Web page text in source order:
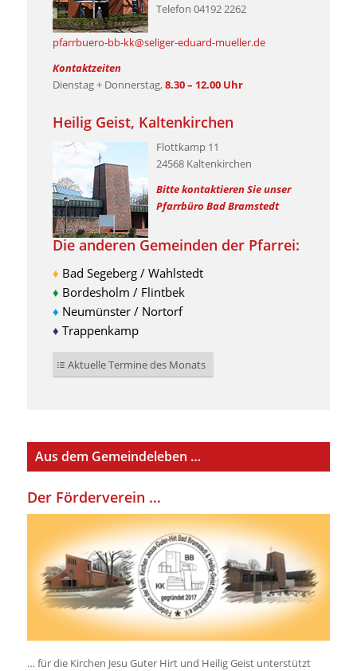
Telefon 04192 2262
pfarrbuero-bb-kk@seliger-eduard-mueller.de
Kontaktzeiten
Dienstag + Donnerstag,8.30 – 12.00 Uhr
Heilig Geist, Kaltenkirchen
Flottkamp 11
24568 Kaltenkirchen
Bitte kontaktieren Sie unser
Pfarrbüro Bad Bramstedt
Die anderen Gemeinden der Pfarrei:
♦ Bad Segeberg / Wahlstedt
♦ Bordesholm / Flintbek
♦ Neumünster / Nortorf
♦ Trappenkamp
Aktuelle Termine des Monats
Aus dem Gemeindeleben …
Der Förderverein …
… für die Kirchen Jesu Guter Hirt und Heilig Geist unterstützt